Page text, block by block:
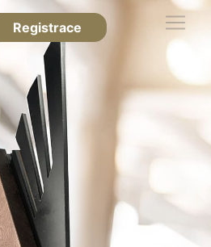
Registrace